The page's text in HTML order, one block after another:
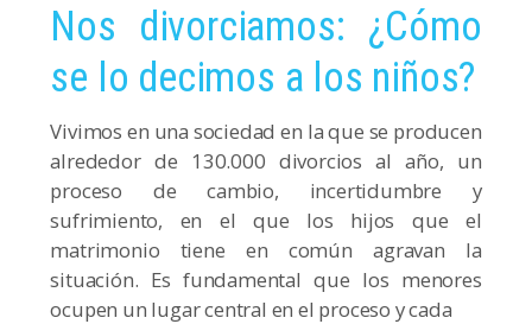
Nos divorciamos: ¿Cómo
se lo decimos a los niños?
Vivimos en una sociedad en la que se producen
alrededor de 130.000 divorcios al año, un
proceso de cambio, incertidumbre y
sufrimiento, en el que los hijos que el
matrimonio tiene en común agravan la
situación. Es fundamental que los menores
ocupen un lugar central en el proceso y cada